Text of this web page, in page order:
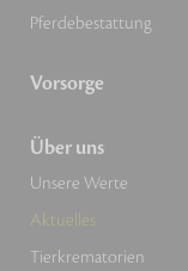
Pferdebestattung
Vorsorge
Über uns
Unsere Werte
Aktuelles
Tierkrematorien